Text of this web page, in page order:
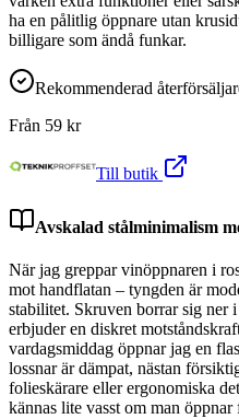
ha en pålitlig öppnare utan
billigare som ändå funkar.
Rekommenderad
Från 59 kr
Till butik
Avskalad stålminimalism
När jag greppar vinöppnaren i
mot handflatan – tyngden är
stabilitet. Skruven borrar sig ner
erbjuder en diskret
vardagsmiddag öppnar jag en
lossnar är dämpat, nästan
folieskärare eller ergonomiska
kännas lite vasst om man